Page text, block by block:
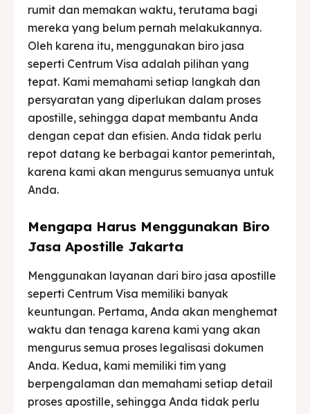
rumit dan memakan waktu, terutama bagi
mereka yang belum pernah melakukannya.
Oleh karena itu, menggunakan biro jasa
seperti Centrum Visa adalah pilihan yang
tepat. Kami memahami setiap langkah dan
persyaratan yang diperlukan dalam proses
apostille, sehingga dapat membantu Anda
dengan cepat dan efisien. Anda tidak perlu
repot datang ke berbagai kantor pemerintah,
karena kami akan mengurus semuanya untuk
Anda.
Mengapa Harus Menggunakan Biro
Jasa Apostille Jakarta
Menggunakan layanan dari biro jasa apostille
seperti Centrum Visa memiliki banyak
keuntungan. Pertama, Anda akan menghemat
waktu dan tenaga karena kami yang akan
mengurus semua proses legalisasi dokumen
Anda. Kedua, kami memiliki tim yang
berpengalaman dan memahami setiap detail
proses apostille, sehingga Anda tidak perlu